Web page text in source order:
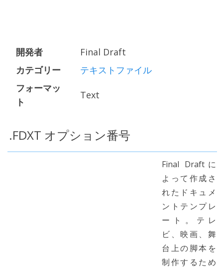
開発者
Final Draft
カテゴリー
テキストファイル
フォーマッ
ト
Text
.FDXT オプション番号
Final Draftに
よって作成さ
れたドキュメ
ントテンプレ
ート。テレ
ビ、映画、舞
台上の脚本を
制作するため